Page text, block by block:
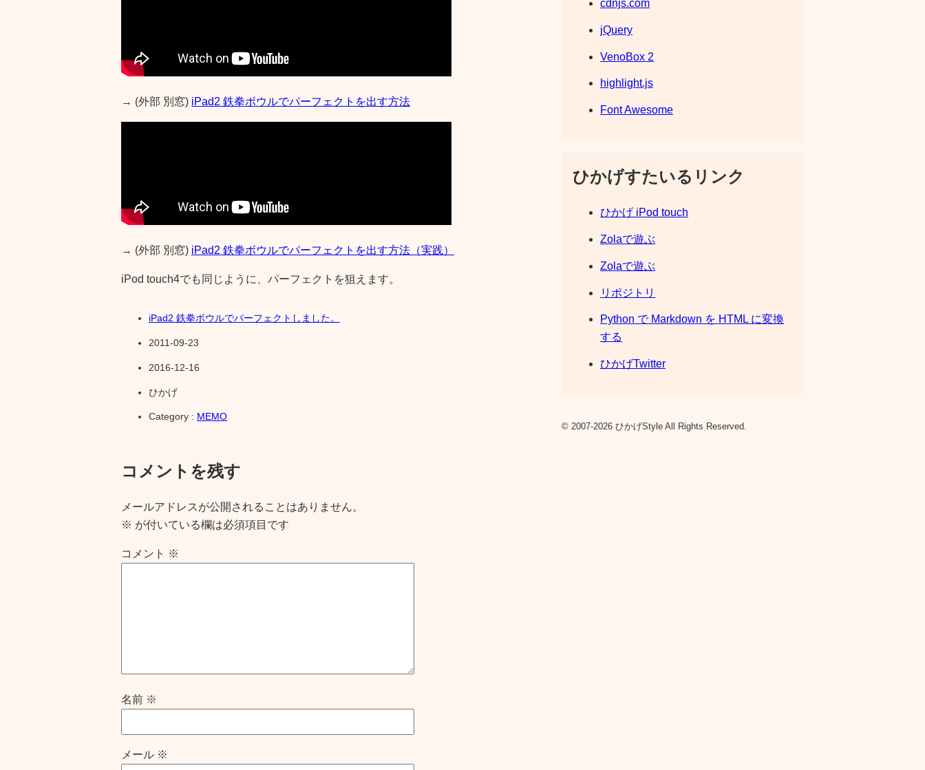
→ (外部 別窓) iPad2 鉄拳ボウルでパーフェクトを出す方法
→ (外部 別窓) iPad2 鉄拳ボウルでパーフェクトを出す方法（実践）
iPod touch4でも同じように、パーフェクトを狙えます。
iPad2 鉄拳ボウルでパーフェクトしました。
2011-09-23
2016-12-16
ひかげ
Category : MEMO
コメントを残す
メールアドレスが公開されることはありません。
※ が付いている欄は必須項目です
コメント ※
名前 ※
メール ※
cdnjs.com
jQuery
VenoBox 2
highlight.js
Font Awesome
ひかげすたいるリンク
ひかげ iPod touch
Zolaで遊ぶ
Zolaで遊ぶ
リポジトリ
Python で Markdown を HTML に変換
する
ひかげTwitter
© 2007-2026 ひかげStyle All Rights Reserved.